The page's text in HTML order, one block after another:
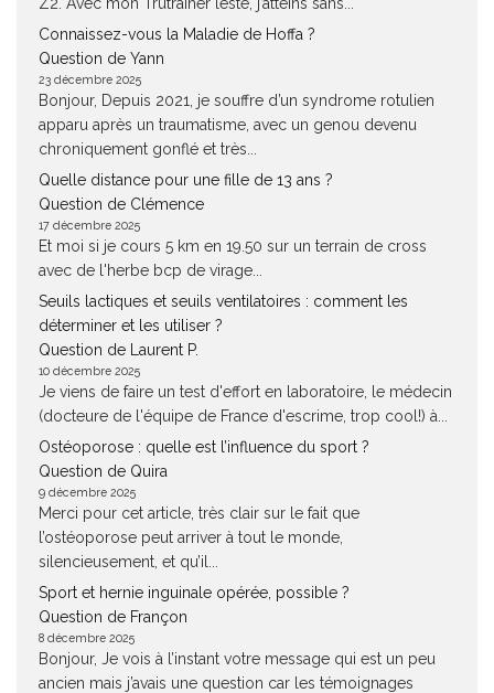
Connaissez-vous la Maladie de Hoffa ?
Question de Yann
23 décembre 2025
Bonjour, Depuis 2021, je souffre d’un syndrome rotulien
apparu après un traumatisme, avec un genou devenu
chroniquement gonflé et très...
Quelle distance pour une fille de 13 ans ?
Question de Clémence
17 décembre 2025
Et moi si je cours 5 km en 19.50 sur un terrain de cross
avec de l'herbe bcp de virage...
Seuils lactiques et seuils ventilatoires : comment les
déterminer et les utiliser ?
Question de Laurent P.
10 décembre 2025
Je viens de faire un test d'effort en laboratoire, le médecin
(docteure de l'équipe de France d'escrime, trop cool!) à...
Ostéoporose : quelle est l’influence du sport ?
Question de Quira
9 décembre 2025
Merci pour cet article, très clair sur le fait que
l’ostéoporose peut arriver à tout le monde,
silencieusement, et qu’il...
Sport et hernie inguinale opérée, possible ?
Question de Françon
8 décembre 2025
Bonjour, Je vois à l’instant votre message qui est un peu
ancien mais j’avais une question car les témoignages